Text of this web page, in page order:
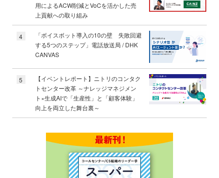
用によるACW削減とVoCを活かした売
上貢献への取り組み
4
「ボイスボット導入の10の壁 失敗回避
する5つのステップ」電話放送局 / DHK
CANVAS
5
【イベントレポート】ニトリのコンタク
トセンター改革 ～ナレッジマネジメン
ト×生成AIで「生産性」と「顧客体験」
向上を両立した舞台裏～